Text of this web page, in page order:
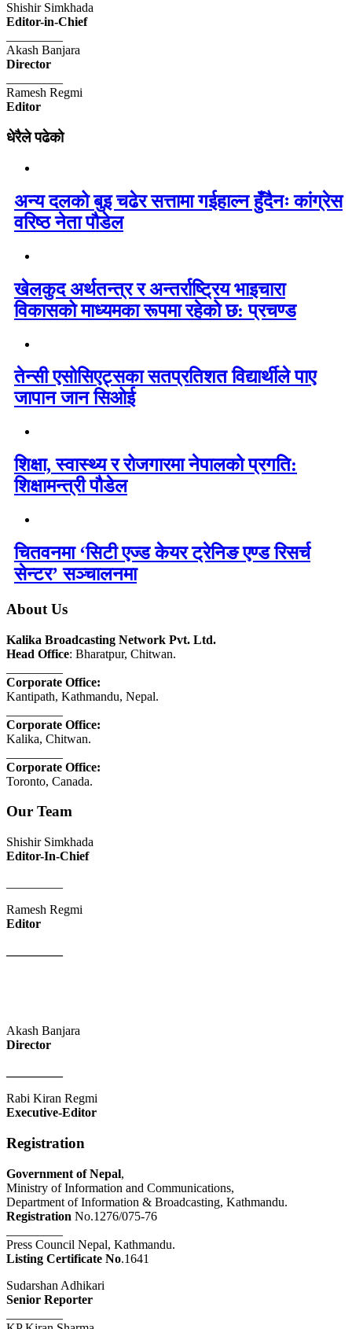
Shishir Simkhada
Editor-in-Chief
Akash Banjara
Director
Ramesh Regmi
Editor
धेरैले पढेको
अन्य दलको बुइ चढेर सत्तामा गईहाल्न हुँदैनः कांग्रेस
वरिष्ठ नेता पौडेल
खेलकुद अर्थतन्त्र र अन्तर्राष्ट्रिय भाइचारा
विकासको माध्यमका रूपमा रहेको छ: प्रचण्ड
तेन्सी एसोसिएट्सका सतप्रतिशत विद्यार्थीले पाए
जापान जान सिओई
शिक्षा, स्वास्थ्य र रोजगारमा नेपालको प्रगति:
शिक्षामन्त्री पौडेल
चितवनमा ‘सिटी एज्ड केयर ट्रेनिङ एण्ड रिसर्च
सेन्टर’ सञ्चालनमा
About Us
Kalika Broadcasting Network Pvt. Ltd.
Head Office: Bharatpur, Chitwan.
Corporate Office:
Kantipath, Kathmandu, Nepal.
Corporate Office:
Kalika, Chitwan.
Corporate Office:
Toronto, Canada.
Our Team
Shishir Simkhada
Editor-In-Chief
Ramesh Regmi
Editor
Akash Banjara
Director
Rabi Kiran Regmi
Executive-Editor
Registration
Government of Nepal,
Ministry of Information and Communications,
Department of Information & Broadcasting, Kathmandu.
Registration No.1276/075-76
Press Council Nepal, Kathmandu.
Listing Certificate No.1641
Sudarshan Adhikari
Senior Reporter